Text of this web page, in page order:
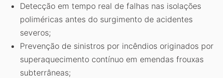
Detecção em tempo real de falhas nas isolações
poliméricas antes do surgimento de acidentes
severos;
Prevenção de sinistros por incêndios originados por
superaquecimento contínuo em emendas frouxas
subterrâneas;